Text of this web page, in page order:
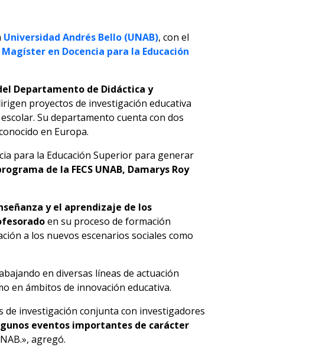
Universidad Andrés Bello (UNAB), con el
Magíster en Docencia para la Educación
Departamento de Didáctica y
proyectos de investigación educativa
Su departamento cuenta con dos
en Europa.
para la Educación Superior para generar
de la FECS UNAB, Damarys Roy
y el aprendizaje de los
en su proceso de formación
a los nuevos escenarios sociales como
en diversas líneas de actuación
en ámbitos de innovación educativa.
investigación conjunta con investigadores
eventos importantes de carácter
agregó.